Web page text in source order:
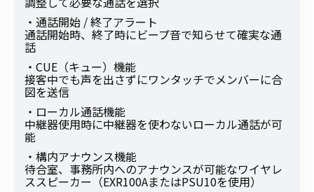
・通話開始 / 終了アラート
通話開始時、終了時にビープ音で知らせて確実な通
話
・CUE（キュー）機能
接客中でも声を出さずにワンタッチでメンバーに合
図を送信
・ローカル通話機能
中継器使用時に中継器を使わないローカル通話が可
能
・構内アナウンス機能
待合室、事務所内へのアナウンスが可能なワイヤレ
ススピーカー（EXR100AまたはPSU10を使用）